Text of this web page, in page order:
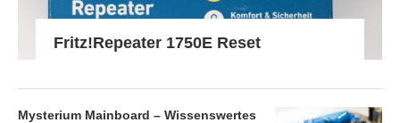
Fritz!Repeater 1750E Reset
Mysterium Mainboard – Wissenswertes